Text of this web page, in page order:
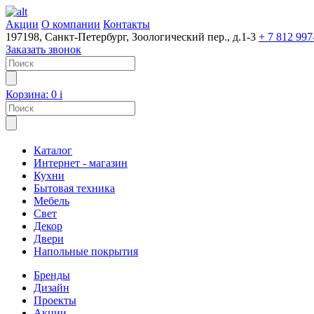
Акции О компании Контакты
197198, Санкт-Петербург, Зоологический пер., д.1-3 + 7 812
Заказать звонок
Корзина: 0 i
Каталог
Интернет - магазин
Кухни
Бытовая техника
Мебель
Свет
Декор
Двери
Напольные покрытия
Бренды
Дизайн
Проекты